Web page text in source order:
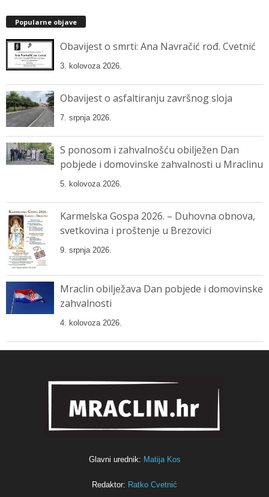
Popularne objave
Obavijest o smrti: Ana Navračić rođ. Cvetnić
3. kolovoza 2026.
Obavijest o asfaltiranju završnog sloja
7. srpnja 2026.
S ponosom i zahvalnošću obilježen Dan
pobjede i domovinske zahvalnosti u Mraclinu
5. kolovoza 2026.
Karmelska Gospa 2026. – Duhovna obnova,
svetkovina i proštenje u Brezovici
9. srpnja 2026.
Mraclin obilježava Dan pobjede i domovinske
zahvalnosti
4. kolovoza 2026.
Glavni urednik: Matija Kos
Redaktor: Ratko Cvetnić